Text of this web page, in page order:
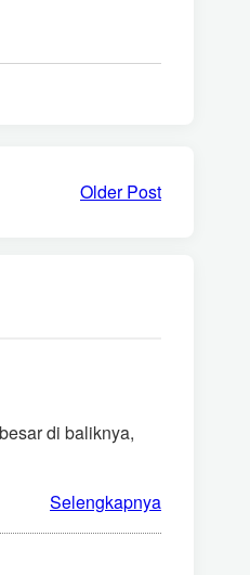
Older Post
di baliknya,
Selengkapnya